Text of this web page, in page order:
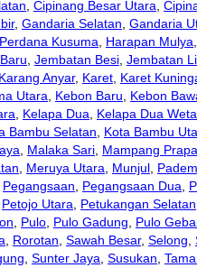
, Cipinang Besar Utara,
, Gandaria Selatan, Gandaria
Kusuma, Harapan Mulya,
, Jembatan Besi, Jembatan
Karang Anyar, Karet, Karet
Utara, Kebon Baru, Kebon
, Kelapa Dua, Kelapa Dua
Bambu Selatan, Kota Bambu
, Malaka Sari, Mampang
, Meruya Utara, Munjul,
Pegangsaan, Pegangsaan Dua,
Petojo Utara, Petukangan Selatan
, Pulo, Pulo Gadung, Pulo
, Rorotan, Sawah Besar, Selong,
, Sunter Jaya, Susukan,